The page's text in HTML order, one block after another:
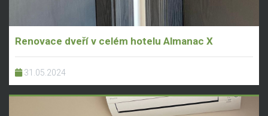
Renovace dveří v celém hotelu Almanac X
31.05.2024